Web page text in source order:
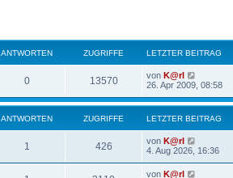
ANTWORTEN ZUGRIFFE LETZTER BEITRAG
0 13570 von K@rl
26. Apr 2009, 08:58
ANTWORTEN ZUGRIFFE LETZTER BEITRAG
1 426 von K@rl
4. Aug 2026, 16:36
von K@rl